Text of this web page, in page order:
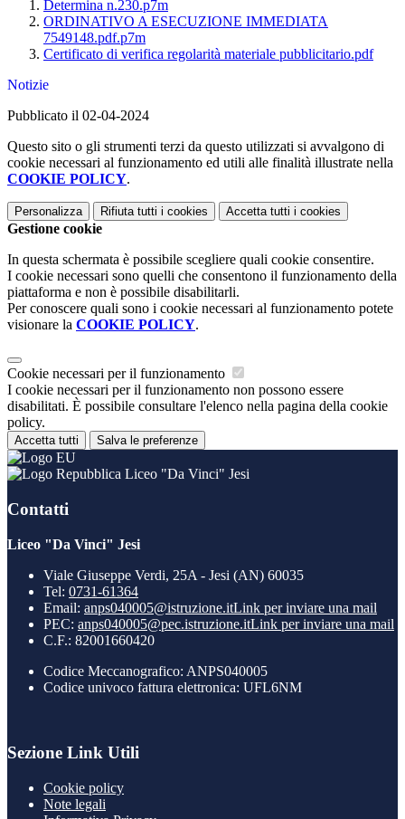
Determina n.230.p7m
ORDINATIVO A ESECUZIONE IMMEDIATA
7549148.pdf.p7m
Certificato di verifica regolarità materiale pubblicitario.pdf
Notizie
Pubblicato il 02-04-2024
Questo sito o gli strumenti terzi da questo utilizzati si avvalgono di
cookie necessari al funzionamento ed utili alle finalità illustrate nella
COOKIE POLICY.
Personalizza Rifiuta tutti i cookies Accetta tutti i cookies
Gestione cookie
In questa schermata è possibile scegliere quali cookie consentire.
I cookie necessari sono quelli che consentono il funzionamento della
piattaforma e non è possibile disabilitarli.
Per conoscere quali sono i cookie necessari al funzionamento potete
visionare la COOKIE POLICY.
Cookie necessari per il funzionamento
I cookie necessari per il funzionamento non possono essere
disabilitati. È possibile consultare l'elenco nella pagina della cookie
policy.
Accetta tutti Salva le preferenze
Liceo "Da Vinci" Jesi
Contatti
Liceo "Da Vinci" Jesi
Viale Giuseppe Verdi, 25A - Jesi (AN) 60035
Tel: 0731-61364
Email: anps040005@istruzione.itLink per inviare una mail
PEC: anps040005@pec.istruzione.itLink per inviare una mail
C.F.: 82001660420
Codice Meccanografico: ANPS040005
Codice univoco fattura elettronica: UFL6NM
Sezione Link Utili
Cookie policy
Note legali